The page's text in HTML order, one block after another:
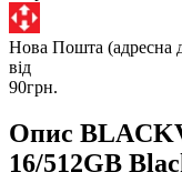
Нова Пошта (адресна
від
90грн.
Опис
16/512GB